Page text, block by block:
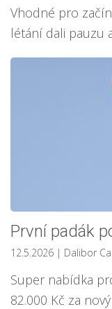
Vhodné pro
létání dali pauzu
První padák
12.5.2026 | Dalibor
Super nabídka
82.000 Kč za